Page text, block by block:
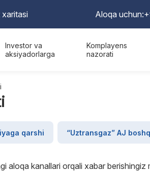
Aloqa uchun:
Investor va
aksiyadorlarga
Komplayens
nazorati
qarshi “Uztransgaz” AJ
aloqa kanallari orqali xabar berishingiz